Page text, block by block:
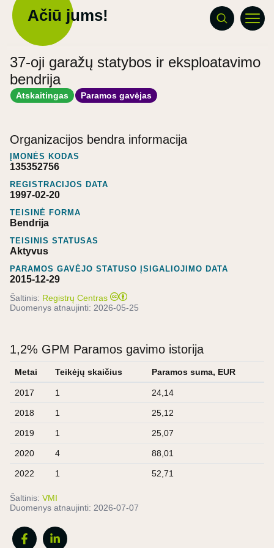
Ačiū jums!
37-oji garažų statybos ir eksploatavimo
bendrija
Atskaitingas Paramos gavėjas
Organizacijos bendra informacija
ĮMONĖS KODAS
135352756
REGISTRACIJOS DATA
1997-02-20
TEISINĖ FORMA
Bendrija
TEISINIS STATUSAS
Aktyvus
PARAMOS GAVĖJO STATUSO ĮSIGALIOJIMO DATA
2015-12-29
Šaltinis: Registrų Centras
Duomenys atnaujinti: 2026-05-25
1,2% GPM Paramos gavimo istorija
Metai Teikėjų skaičius Paramos suma, EUR
2017 1 24,14
2018 1 25,12
2019 1 25,07
2020 4 88,01
2022 1 52,71
Šaltinis: VMI
Duomenys atnaujinti: 2026-07-07